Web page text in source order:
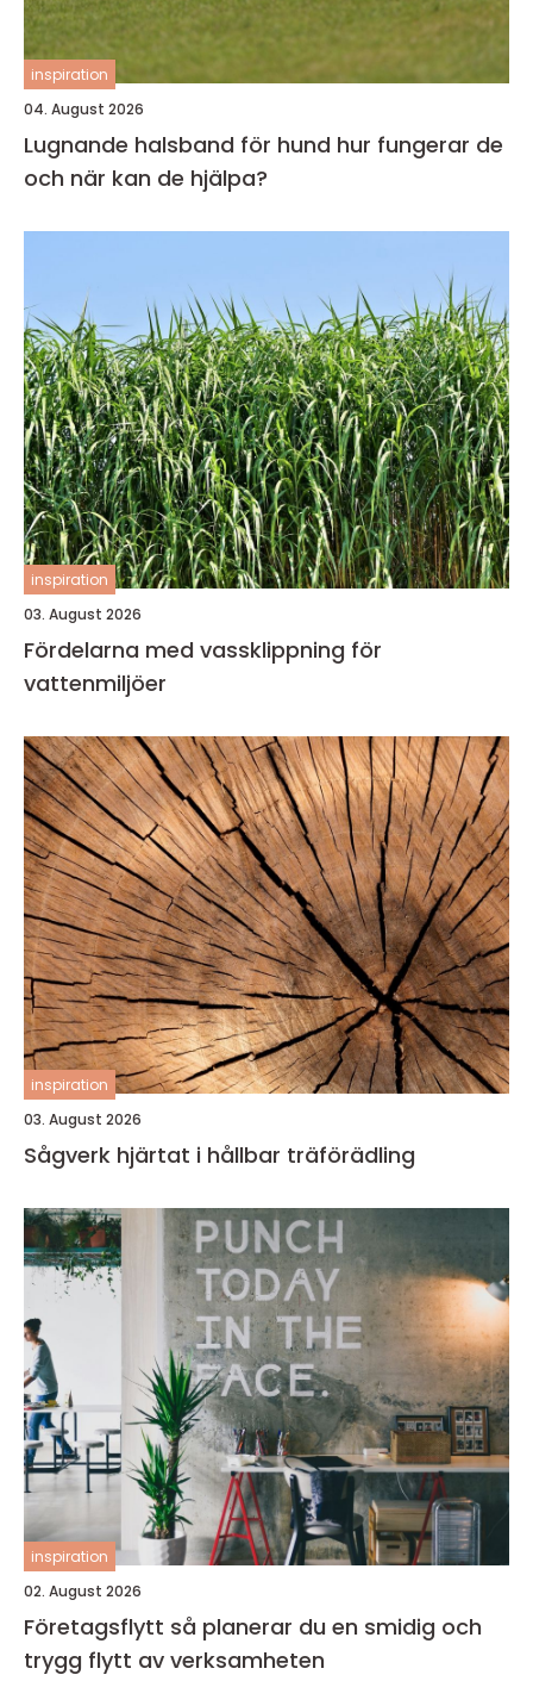
inspiration
04. August 2026
Lugnande halsband för hund hur fungerar de
och när kan de hjälpa?
inspiration
03. August 2026
Fördelarna med vassklippning för
vattenmiljöer
inspiration
03. August 2026
Sågverk hjärtat i hållbar träförädling
inspiration
02. August 2026
Företagsflytt så planerar du en smidig och
trygg flytt av verksamheten